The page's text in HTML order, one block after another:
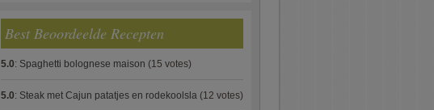
Best Beoordeelde Recepten
5.0: Spaghetti bolognese maison (15 votes)
5.0: Steak met Cajun patatjes en rodekoolsla (12 votes)